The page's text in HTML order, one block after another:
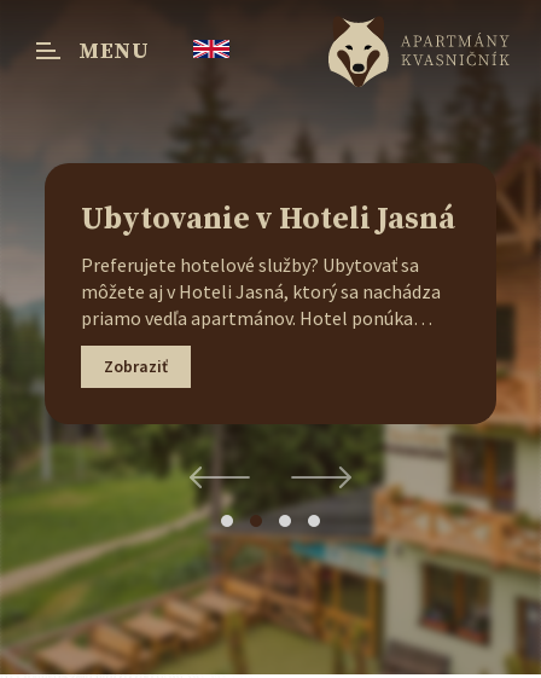
MENU
Menu
Ubytovanie v Hoteli Jasná
Preferujete hotelové služby? Ubytovať sa
môžete aj v Hoteli Jasná, ktorý sa nachádza
priamo vedľa apartmánov. Hotel ponúka
komfortné izby, možnosť raňajok alebo
polpenzie, wellness centrum a výbornú
lanoviek a turistických trás.
Zobraziť